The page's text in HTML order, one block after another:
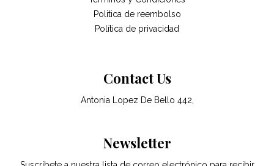
Politica de reembolso
Política de privacidad
Contact Us
Antonia Lopez De Bello 442,
Newsletter